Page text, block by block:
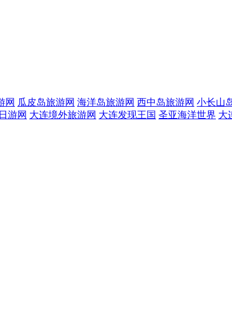
网 瓜皮岛旅游网 海洋岛旅游网 西中岛旅游网 小长山
游网 大连境外旅游网 大连发现王国 圣亚海洋世界 大